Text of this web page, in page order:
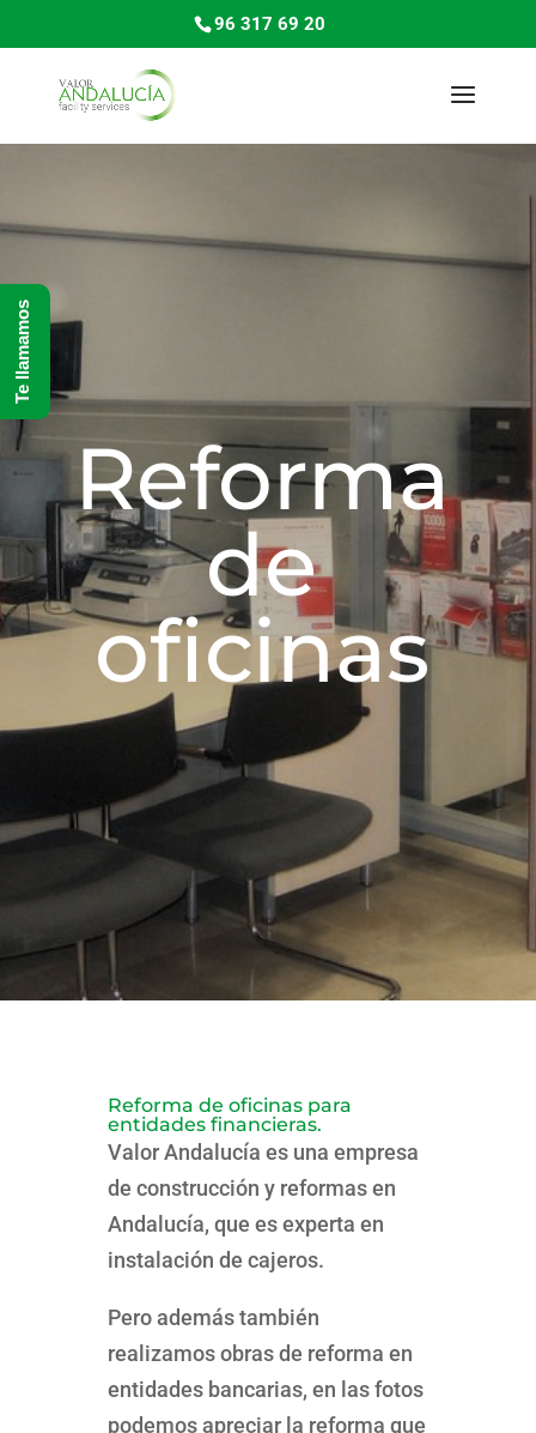
96 317 69 20
Reforma
de
oficinas
Reforma de oficinas para
entidades financieras.
Valor Andalucía es una empresa
de construcción y reformas en
Andalucía, que es experta en
instalación de cajeros.
Pero además también
realizamos obras de reforma en
entidades bancarias, en las fotos
podemos apreciar la reforma que
Te llamamos